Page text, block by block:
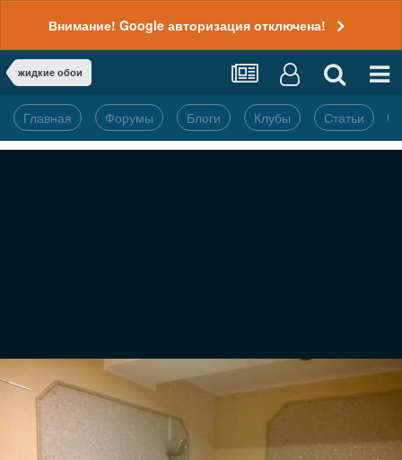
Внимание! Google авторизация отключена!
жидкие обои
Главная Форумы Блоги Клубы Статьи